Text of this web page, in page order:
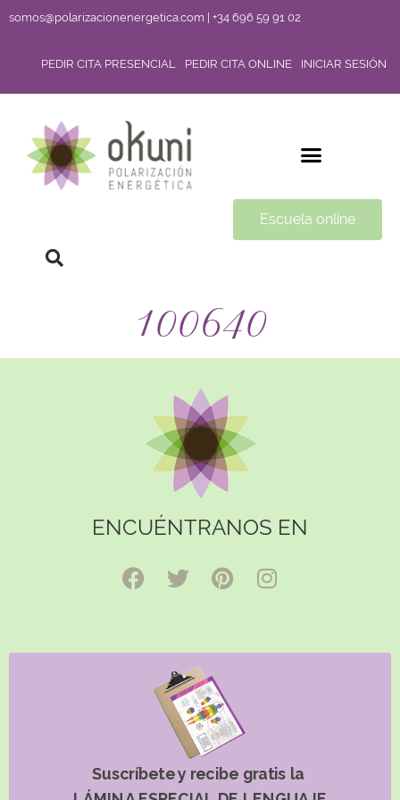
somos@polarizacionenergetica.com | +34 696 59 91 02
PEDIR CITA PRESENCIAL PEDIR CITA ONLINE INICIAR SESIÓN
Escuela online
100640
ENCUÉNTRANOS EN
Suscríbete y recibe gratis la